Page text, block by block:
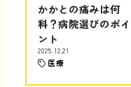
かかとの痛みは何
科？病院選びのポイ
ント
2025.12.21
医療